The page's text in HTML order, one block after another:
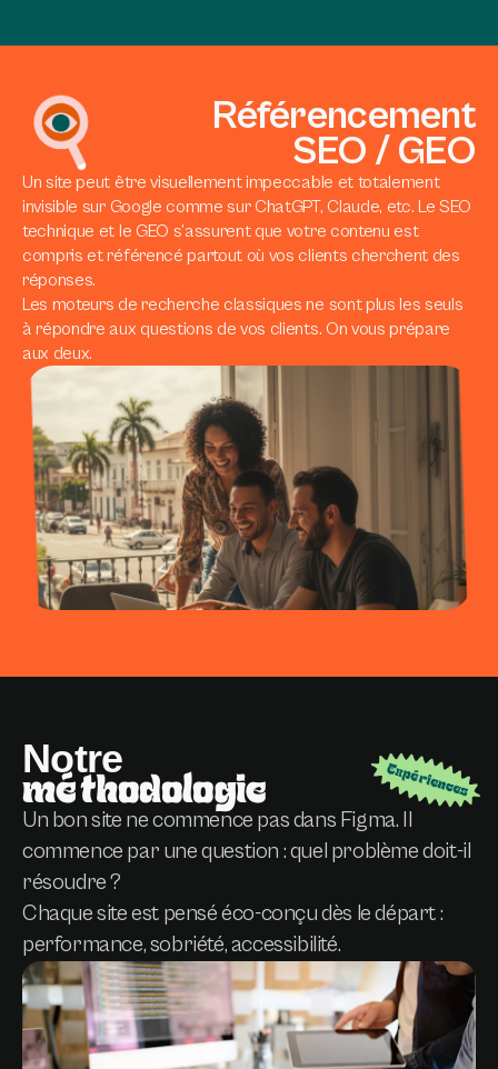
Référencement
SEO / GEO
Un site peut être visuellement impeccable et totalement
invisible sur Google comme sur ChatGPT, Claude, etc. Le SEO
technique et le GEO s’assurent que votre contenu est
compris et référencé partout où vos clients cherchent des
réponses.
Les moteurs de recherche classiques ne sont plus les seuls
à répondre aux questions de vos clients. On vous prépare
aux deux.
Notre
méthodologie
Un bon site ne commence pas dans Figma. Il
commence par une question : quel problème doit-il
résoudre ?
Chaque site est pensé éco-conçu dès le départ :
performance, sobriété, accessibilité.